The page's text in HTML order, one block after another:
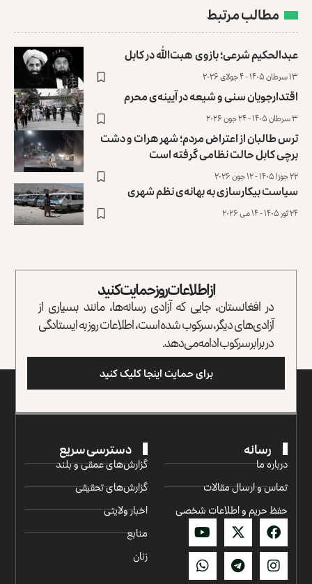
مطالب مرتبط
عبدالحکیم شرعی؛ بازوی هبت‌الله در کابل
۱۳ سرطان ۱۴۰۵ - ۴ جولای ۲۰۲۶
اقتدارجویان سنی و شیعه در آیینه‌ی محرم
۳ سرطان ۱۴۰۵ - ۲۴ جون ۲۰۲۶
ترس طالبان از اعتراض مردم؛ شهر هرات و دشت
برچی کابل حالت نظامی گرفته است
۲۲ جوزا ۱۴۰۵ - ۱۲ جون ۲۰۲۶
سیاست بیکارسازی به بهانه‌ی نظم شهری
۲۴ ثور ۱۴۰۵ - ۱۴ می ۲۰۲۶
از اطلاعات روز حمایت کنید
در افغانستان، جایی که آزادی رسانه‌ها، مانند بسیاری از
آزادی‌های دیگر، سرکوب شده است، اطلاعات روز به ایستادگی
در برابر سرکوب ادامه می‌دهد.
برای حمایت اینجا کلیک کنید
رسانه
درباره ما
تماس و ارسال مقالات
حفظ حریم و اطلاعات شخصی
دسترسی سریع
گزارش‌‌های عمقی و بلند
گزارش‌های تحقیقی
اخبار ولایتی
منابع
زنان